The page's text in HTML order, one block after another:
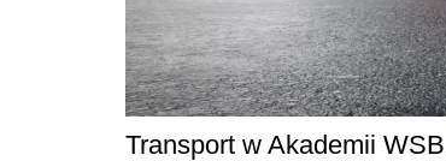
Transport w Akademii